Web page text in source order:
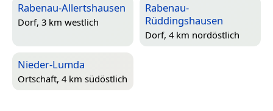
Rabenau-Allertshausen
Dorf, 3 km westlich
Rabenau-
Rüddingshausen
Dorf, 4 km nordöstlich
Nieder-Lumda
Ortschaft, 4 km südöstlich